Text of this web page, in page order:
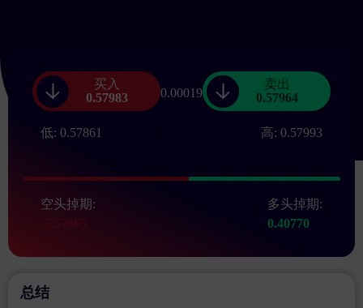
买入
0.57983
低: 0.57861
0.00020
卖出
0.57963
高: 0.57993
空头掉期:
-5.57865
多头掉期:
0.40770
总结